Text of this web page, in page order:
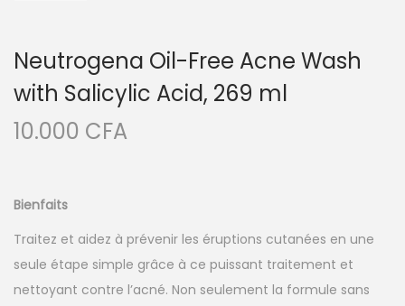
i
g
e
n
Neutrogena Oil-Free Acne Wash
with Salicylic Acid, 269 ml
10.000 CFA
Bienfaits
Traitez et aidez à prévenir les éruptions cutanées en une
seule étape simple grâce à ce puissant traitement et
nettoyant contre l’acné. Non seulement la formule sans